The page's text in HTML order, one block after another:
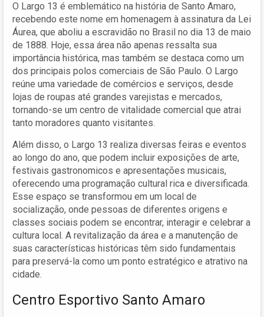
O Largo 13 é emblemático na história de Santo Amaro,
recebendo este nome em homenagem à assinatura da Lei
Áurea, que aboliu a escravidão no Brasil no dia 13 de maio
de 1888. Hoje, essa área não apenas ressalta sua
importância histórica, mas também se destaca como um
dos principais polos comerciais de São Paulo. O Largo
reúne uma variedade de comércios e serviços, desde
lojas de roupas até grandes varejistas e mercados,
tornando-se um centro de vitalidade comercial que atrai
tanto moradores quanto visitantes.
Além disso, o Largo 13 realiza diversas feiras e eventos
ao longo do ano, que podem incluir exposições de arte,
festivais gastronomicos e apresentações musicais,
oferecendo uma programação cultural rica e diversificada.
Esse espaço se transformou em um local de
socialização, onde pessoas de diferentes origens e
classes sociais podem se encontrar, interagir e celebrar a
cultura local. A revitalização da área e a manutenção de
suas características históricas têm sido fundamentais
para preservá-la como um ponto estratégico e atrativo na
cidade.
Centro Esportivo Santo Amaro